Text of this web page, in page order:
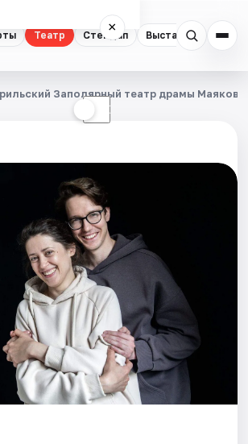
Театр Стендап Выставки
×
☾
Заполярный театр драмы